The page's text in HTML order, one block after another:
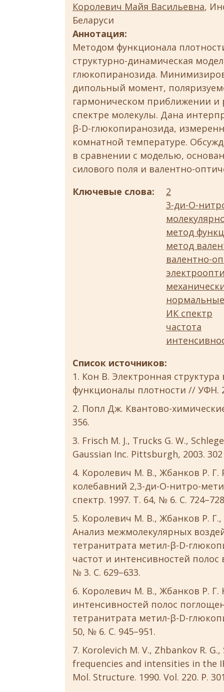
Королевич Майя Васильевна,
Беларуси
Аннотация:
Методом функционала
структурно-динамическая
глюкопиранозида.
дипольный момент,
гармоническом приближении и
спектре молекулы. Дана
β-D-глюкопиранозида,
комнатной температуре.
в сравнении с моделью,
силового поля и валентно-
Ключевые слова:
2
3-ди-О-
метод
метод
валентно-
ИК спектр
частота
Список источников:
Кон В. Электронная
функционалы плотности // УФН.
Попл Дж. Квантово-
356.
Frisch M. J., Trucks G. W.,
Gaussian Inc. Pittsburgh, 2003.
Королевич М. В., Жбанков Р. Г.
колебавний 2,3-ди-О-нитро-
спектр. 1997. Т. 64, № 6. С.
Королевич М. В., Жбанков Р.
Анализ межмолекулярных
тетранитрата метил-β-D-
частот и интенсивностей
№ 3. С. 629–633.
Королевич М. В., Жбанков Р. Г.
интенсивностей полос
тетранитрата метил-β-D-
50, № 6. С. 945–951.
Korolevich M. V., Zhbankov R.
frequencies and intensities in the
Mol. Structure. 1990. Vol. 220. P.